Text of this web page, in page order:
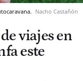
Nacho Castañón
viajes en
este